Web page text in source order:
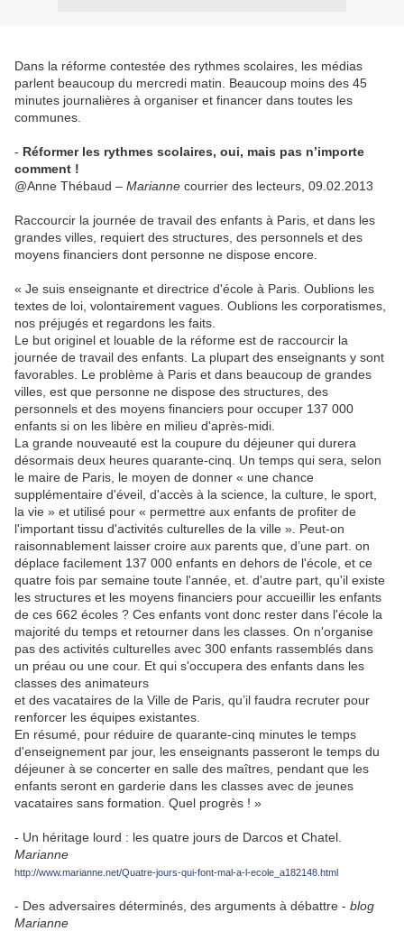
Dans la réforme contestée des rythmes scolaires, les médias
parlent beaucoup du mercredi matin. Beaucoup moins des 45
minutes journalières à organiser et financer dans toutes les
communes.
- Réformer les rythmes scolaires, oui, mais pas n’importe
comment !
@Anne Thébaud – Marianne courrier des lecteurs, 09.02.2013
Raccourcir la journée de travail des enfants à Paris, et dans les
grandes villes, requiert des structures, des personnels et des
moyens financiers dont personne ne dispose encore.
« Je suis enseignante et directrice d'école à Paris. Oublions les
textes de loi, volontairement vagues. Oublions les corporatismes,
nos préjugés et regardons les faits.
Le but originel et louable de la réforme est de raccourcir la
journée de travail des enfants. La plupart des enseignants y sont
favorables. Le problème à Paris et dans beaucoup de grandes
villes, est que personne ne dispose des structures, des
personnels et des moyens financiers pour occuper 137 000
enfants si on les libère en milieu d'après-midi.
La grande nouveauté est la coupure du déjeuner qui durera
désormais deux heures quarante-cinq. Un temps qui sera, selon
le maire de Paris, le moyen de donner « une chance
supplémentaire d'éveil, d'accès à la science, la culture, le sport,
la vie » et utilisé pour « permettre aux enfants de profiter de
l'important tissu d'activités culturelles de la ville ». Peut-on
raisonnablement laisser croire aux parents que, d’une part. on
déplace facilement 137 000 enfants en dehors de l'école, et ce
quatre fois par semaine toute l'année, et. d'autre part, qu'il existe
les structures et les moyens financiers pour accueillir les enfants
de ces 662 écoles ? Ces enfants vont donc rester dans l'école la
majorité du temps et retourner dans les classes. On n'organise
pas des activités culturelles avec 300 enfants rassemblés dans
un préau ou une cour. Et qui s'occupera des enfants dans les
classes des animateurs
et des vacataires de la Ville de Paris, qu’il faudra recruter pour
renforcer les équipes existantes.
En résumé, pour réduire de quarante-cinq minutes le temps
d'enseignement par jour, les enseignants passeront le temps du
déjeuner à se concerter en salle des maîtres, pendant que les
enfants seront en garderie dans les classes avec de jeunes
vacataires sans formation. Quel progrès ! »
- Un héritage lourd : les quatre jours de Darcos et Chatel.
Marianne
http://www.marianne.net/Quatre-jours-qui-font-mal-a-l-ecole_a182148.html
- Des adversaires déterminés, des arguments à débattre - blog
Marianne